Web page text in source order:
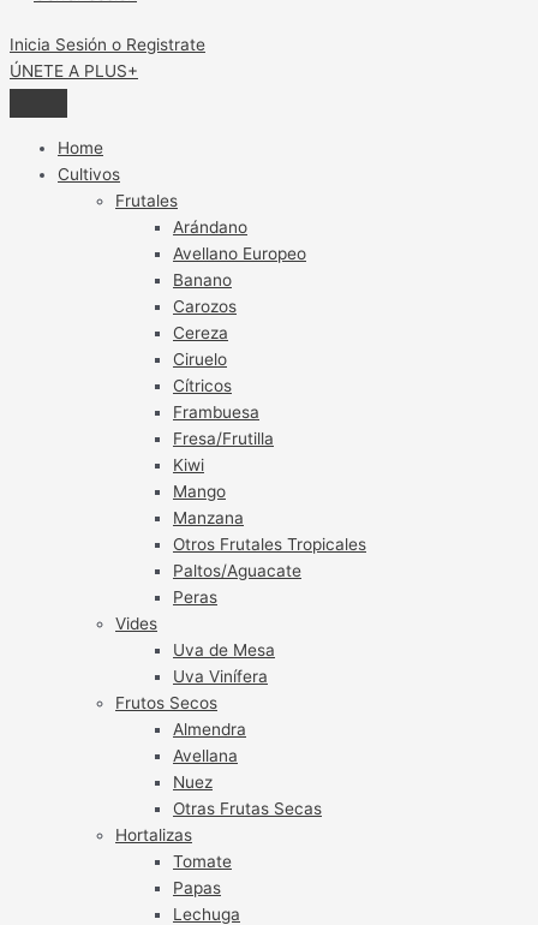
Inicia Sesión o Registrate
ÚNETE A PLUS+
Home
Cultivos
Frutales
Arándano
Avellano Europeo
Banano
Carozos
Cereza
Ciruelo
Cítricos
Frambuesa
Fresa/Frutilla
Kiwi
Mango
Manzana
Otros Frutales Tropicales
Paltos/Aguacate
Peras
Vides
Uva de Mesa
Uva Vinífera
Frutos Secos
Almendra
Avellana
Nuez
Otras Frutas Secas
Hortalizas
Tomate
Papas
Lechuga